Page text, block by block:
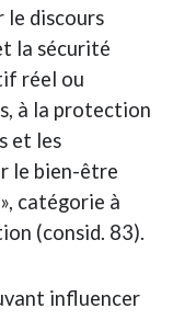
discours
la sécurité
réel ou
à la protection
et les
le bien-être
catégorie à
(consid. 83).
influencer